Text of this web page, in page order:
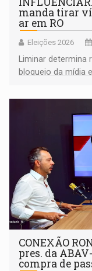
manda tirar
ar em RO
Eleições 2026
Liminar
bloqueio da mídia
CONEXÃO
pres. da
compra de